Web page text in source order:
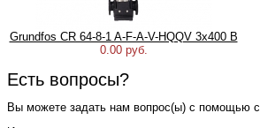
Grundfos CR 64-8-1 A-F-A-V-HQQV 3х400 В
0.00 руб.
Есть вопросы?
Вы можете задать нам вопрос(ы) с